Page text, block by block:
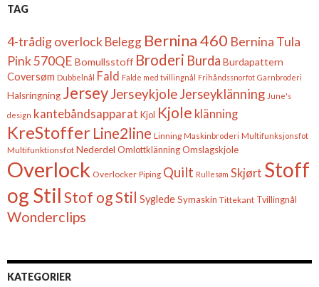
TAG
4-trådig overlockBelegg Bernina 460 Bernina Tula
Pink 570QE Bomullsstoff Broderi Burda Burdapattern
Coversøm Dubbelnål Fald Falde med tvillingnål Frihåndssnorfot Garnbroderi
Halsringning JerseyJerseykjoleJerseyklänning June's
design kantebåndsapparat Kjol Kjole klänning
KreStoffer Line2line Linning Maskinbroderi Multifunksjonsfot
Multifunktionsfot Nederdel Omlottklänning Omslagskjole
Overlock Overlocker Piping Quilt Rullesøm Skjørt Stoff
og Stil Stof og Stil SygledeSymaskin Tittekant Tvillingnål
Wonderclips
KATEGORIER